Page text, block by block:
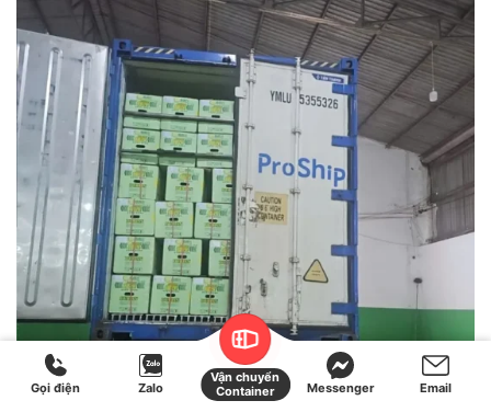
Gọi điện Zalo
Vận chuyển
Container
Messenger Email